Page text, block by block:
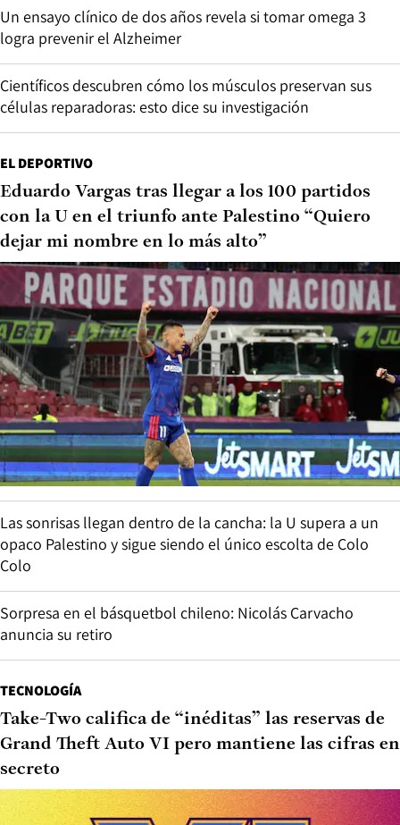
Un ensayo clínico de dos años revela si tomar omega 3
logra prevenir el Alzheimer
Científicos descubren cómo los músculos preservan sus
células reparadoras: esto dice su investigación
EL DEPORTIVO
Eduardo Vargas tras llegar a los 100 partidos
con la U en el triunfo ante Palestino “Quiero
dejar mi nombre en lo más alto”
Las sonrisas llegan dentro de la cancha: la U supera a un
opaco Palestino y sigue siendo el único escolta de Colo
Colo
Sorpresa en el básquetbol chileno: Nicolás Carvacho
anuncia su retiro
TECNOLOGÍA
Take-Two califica de “inéditas” las reservas de
Grand Theft Auto VI pero mantiene las cifras en
secreto